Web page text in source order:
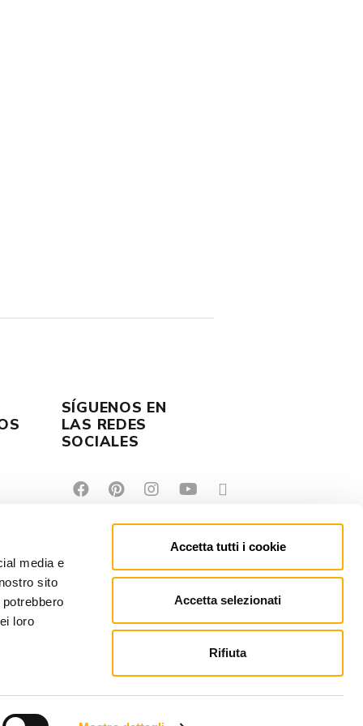
media e
sito
loro
Accetta tutti i cookie
Accetta selezionati
Rifiuta
SÍGUENOS EN
LAS REDES
SOCIALES